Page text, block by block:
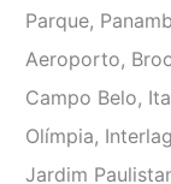
Parque,
Aeroporto,
Campo Belo,
Olímpia,
Jardim